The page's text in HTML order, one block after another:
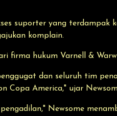
suporter yang
komplain.
firma hukum Varnell &
dan seluruh tim
Copa America," ujar
Newsome